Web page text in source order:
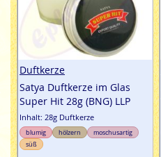
Duftkerze
Satya Duftkerze im Glas
Super Hit 28g (BNG) LLP
Inhalt: 28g Duftkerze
blumig hölzern
moschusartig
süß